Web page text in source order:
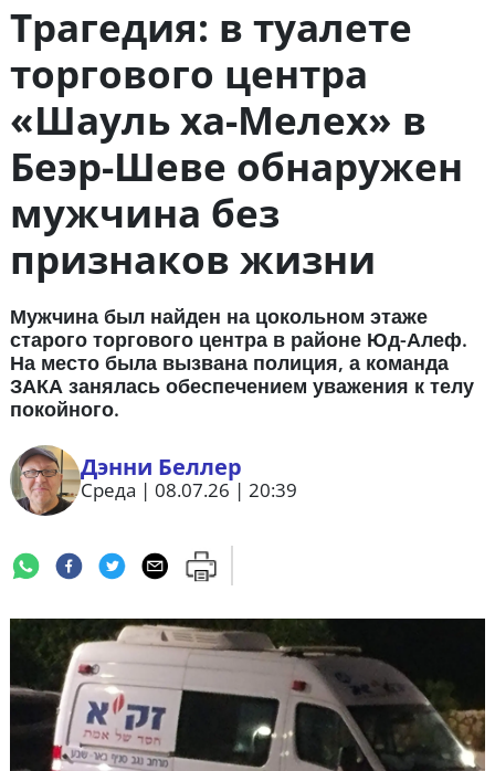
Трагедия: в туалете
торгового центра
«Шауль ха-Мелех» в
Беэр-Шеве обнаружен
мужчина без
признаков жизни
Мужчина был найден на цокольном этаже
старого торгового центра в районе Юд-Алеф.
На место была вызвана полиция, а команда
ЗАКА занялась обеспечением уважения к телу
покойного.
Дэнни Беллер
Среда | 08.07.26 | 20:39